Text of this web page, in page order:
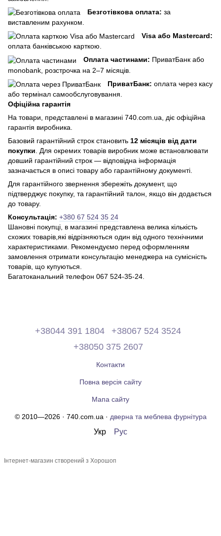
Безготівкова оплата: за
виставленим рахунком.
Visa або Mastercard:
оплата банківською карткою.
Оплата частинами: ПриватБанк або
monobank, розстрочка на 2–7 місяців.
ПриватБанк: оплата через касу
або термінал самообслуговування.
Офіційна гарантія
На товари, представлені в магазині 740.com.ua, діє офіційна
гарантія виробника.
Базовий гарантійний строк становить 12 місяців від дати
покупки . Для окремих товарів виробник може встановлювати
довший гарантійний строк — відповідна інформація
зазначається в описі товару або гарантійному документі.
Для гарантійного звернення збережіть документ, що
підтверджує покупку, та гарантійний талон, якщо він додається
до товару.
Консультація: +380 67 524 35 24
Шановні покупці, в магазині представлена ​​велика кількість
схожих товарів,які відрізняються один від одного технічними
характеристиками. Рекомендуємо перед оформленням
замовлення отримати консультацію менеджера на сумісність
товарів, що купуються.
Багатоканальний телефон 067 524-35-24.
+38044 391 1804
+38067 524 3524
+38050 375 2607
Контакти
Повна версія сайту
Мапа сайту
© 2010—2026 · 740.com.ua · дверна та меблева фурнітура
Укр Рус
Інтернет-магазин створений з Хорошоп